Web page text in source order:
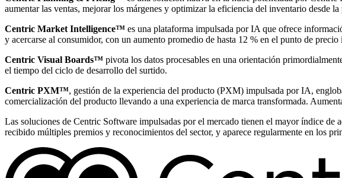
aumentar las ventas, mejorar los márgenes y optimizar la eficiencia del inventario desde
Centric Market Intelligence™ es una plataforma impulsada por IA que ofrece
y acercarse al consumidor, con un aumento promedio de hasta 12 % en el punto de
Centric Visual Boards™ pivota los datos procesables en una orientación
el tiempo del ciclo de desarrollo del surtido.
Centric PXM™, gestión de la experiencia del producto (PXM) impulsada por IA,
comercialización del producto llevando a una experiencia de marca transformada.
Las soluciones de Centric Software impulsadas por el mercado tienen el mayor índice
recibido múltiples premios y reconocimientos del sector, y aparece regularmente en los